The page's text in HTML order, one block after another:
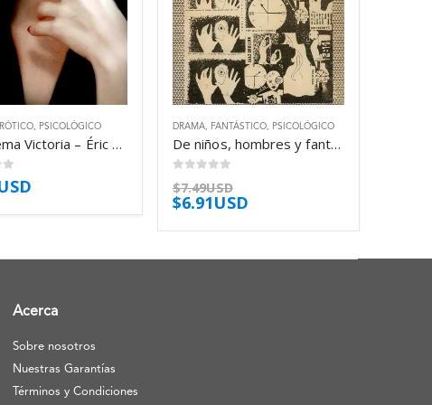
PSICOLÓGICO
El sistema Victoria – Éric Reinhardt
DRAMA FANTÁSTICO PSICOLÓGICO
De niños, hombres y fantasmas – Virgilio Díaz Grullón
$7.49USD
$6.91USD
Acerca
Sobre nosotros
Nuestras Garantías
Términos y Condiciones